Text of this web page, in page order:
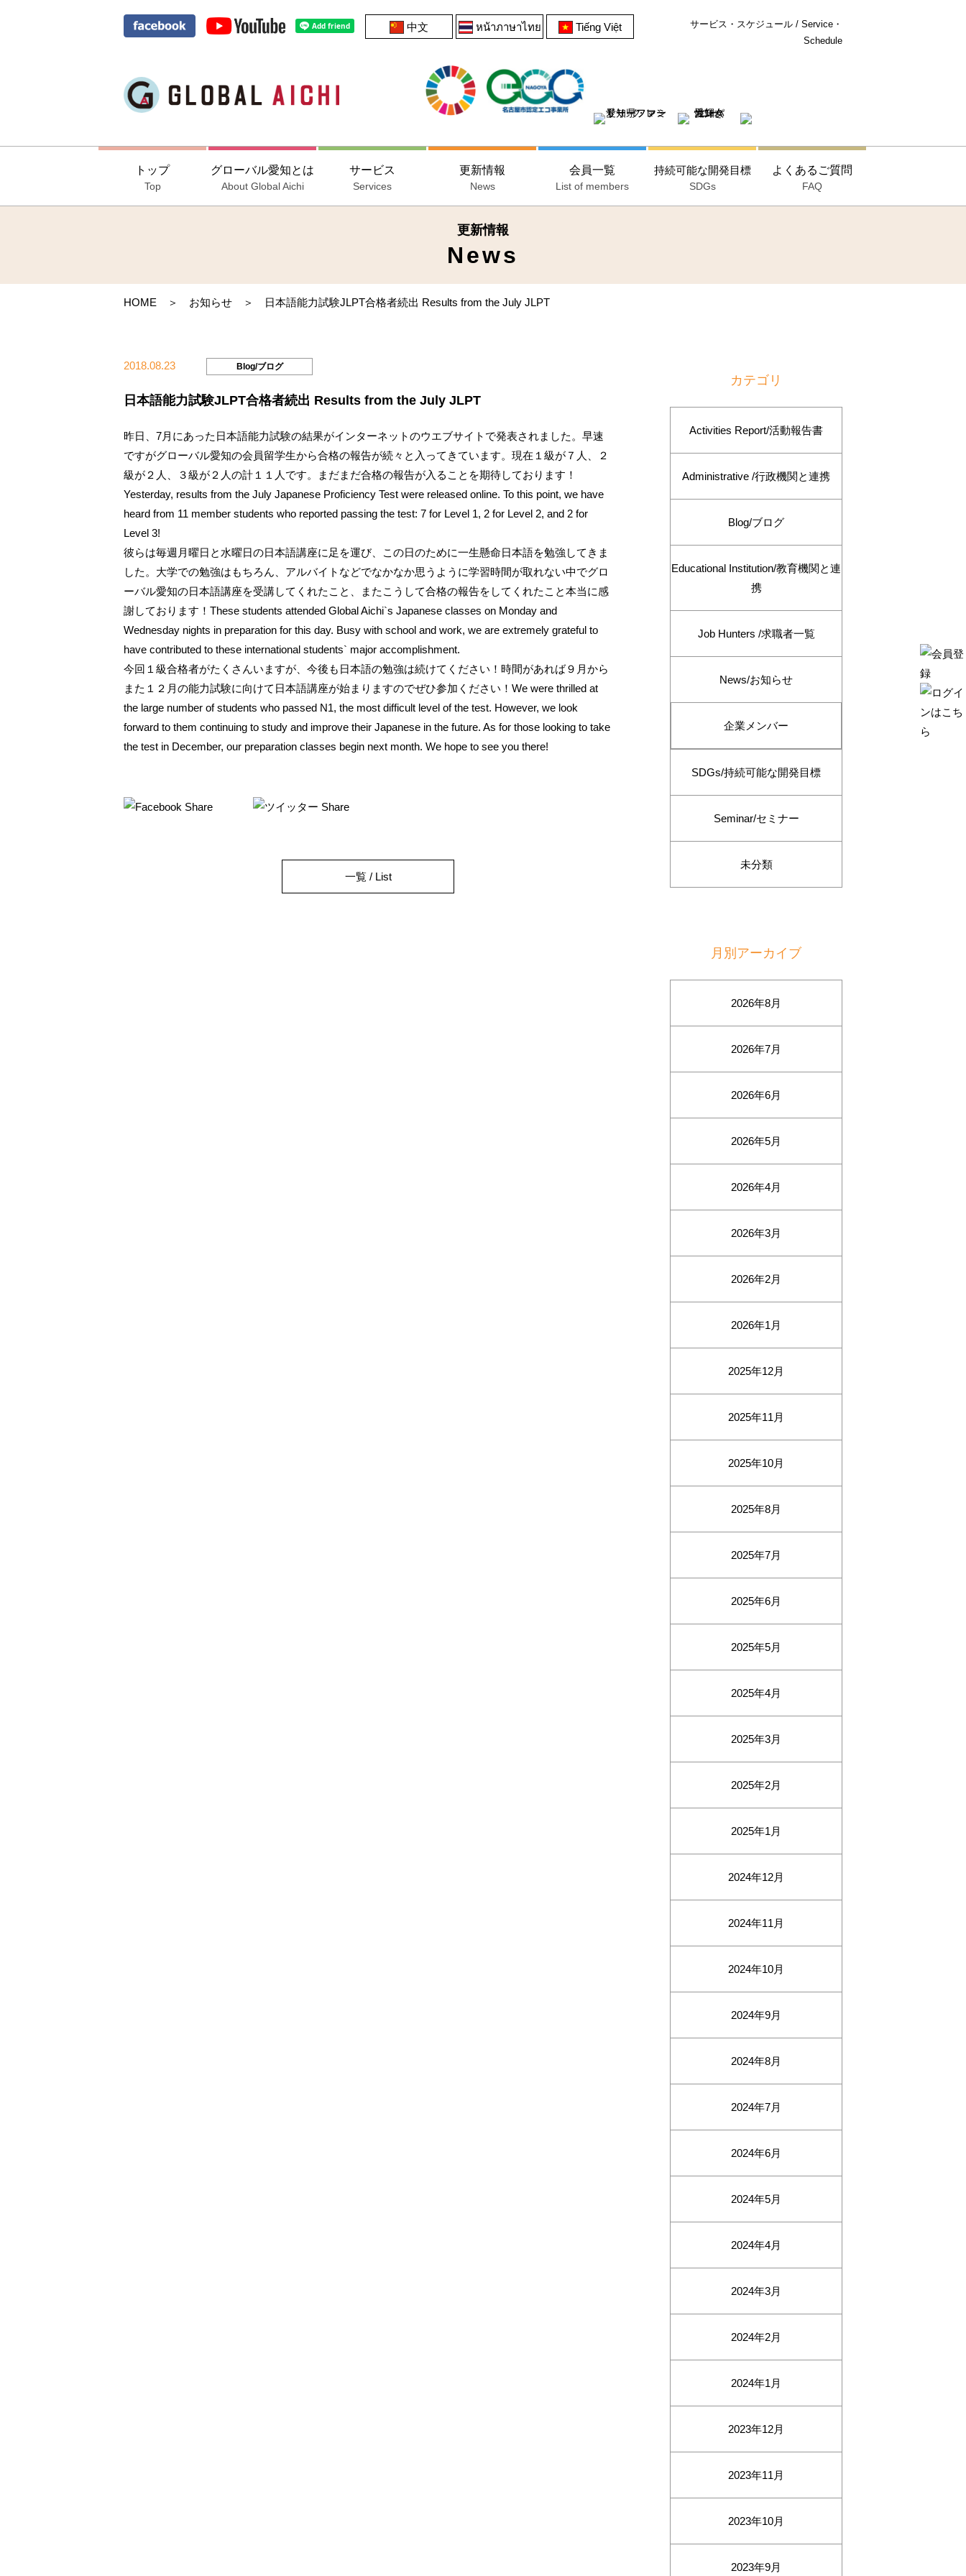
中文 หน้าภาษาไทย Tiếng Việt
サービス・スケジュール / Service・
Schedule
トップ
Top
グローバル愛知とは
About Global Aichi
サービス
Services
更新情報
News
会員一覧
List of members
持続可能な開発目標
SDGs
よくあるご質問
FAQ
更新情報
News
HOME ＞ お知らせ ＞ 日本語能力試験JLPT合格者続出 Results from the July JLPT
2018.08.23 Blog/ブログ
日本語能力試験JLPT合格者続出 Results from the July JLPT
昨日、7月にあった日本語能力試験の結果がインターネットのウエブサイトで発表されました。早速
ですがグローバル愛知の会員留学生から合格の報告が続々と入ってきています。現在１級が７人、２
級が２人、３級が２人の計１１人です。まだまだ合格の報告が入ることを期待しております！
Yesterday, results from the July Japanese Proficiency Test were released online. To this point, we have
heard from 11 member students who reported passing the test: 7 for Level 1, 2 for Level 2, and 2 for
Level 3!
彼らは毎週月曜日と水曜日の日本語講座に足を運び、この日のために一生懸命日本語を勉強してきま
した。大学での勉強はもちろん、アルバイトなどでなかなか思うように学習時間が取れない中でグロ
ーバル愛知の日本語講座を受講してくれたこと、またこうして合格の報告をしてくれたこと本当に感
謝しております！These students attended Global Aichi`s Japanese classes on Monday and
Wednesday nights in preparation for this day. Busy with school and work, we are extremely grateful to
have contributed to these international students` major accomplishment.
今回１級合格者がたくさんいますが、今後も日本語の勉強は続けてください！時間があれば９月から
また１２月の能力試験に向けて日本語講座が始まりますのでぜひ参加ください！We were thrilled at
the large number of students who passed N1, the most difficult level of the test. However, we look
forward to them continuing to study and improve their Japanese in the future. As for those looking to take
the test in December, our preparation classes begin next month. We hope to see you there!
一覧 / List
カテゴリ
Activities Report/活動報告書
Administrative /行政機関と連携
Blog/ブログ
Educational Institution/教育機関と連
携
Job Hunters /求職者一覧
News/お知らせ
企業メンバー
SDGs/持続可能な開発目標
Seminar/セミナー
未分類
月別アーカイブ
2026年8月
2026年7月
2026年6月
2026年5月
2026年4月
2026年3月
2026年2月
2026年1月
2025年12月
2025年11月
2025年10月
2025年8月
2025年7月
2025年6月
2025年5月
2025年4月
2025年3月
2025年2月
2025年1月
2024年12月
2024年11月
2024年10月
2024年9月
2024年8月
2024年7月
2024年6月
2024年5月
2024年4月
2024年3月
2024年2月
2024年1月
2023年12月
2023年11月
2023年10月
2023年9月